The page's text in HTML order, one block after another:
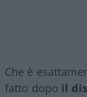
Che è
fatto dopo il